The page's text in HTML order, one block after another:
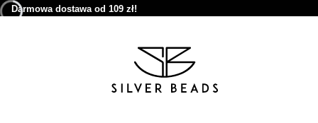
Darmowa dostawa od 109 zł!